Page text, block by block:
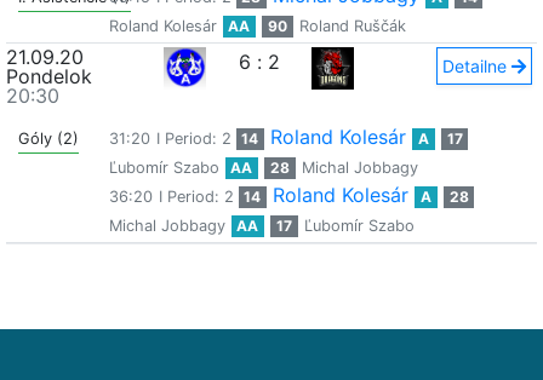
Roland Kolesár
AA 90 Roland Ruščák
21.09.20
Pondelok
20:30
6 : 2 Detailne
Góly (2) 31:20 I Period: 2 14 Roland Kolesár A
17
Ľubomír Szabo
AA 28
Michal Jobbagy
36:20 I Period: 2 14 Roland Kolesár A
28
Michal Jobbagy
AA 17 Ľubomír Szabo